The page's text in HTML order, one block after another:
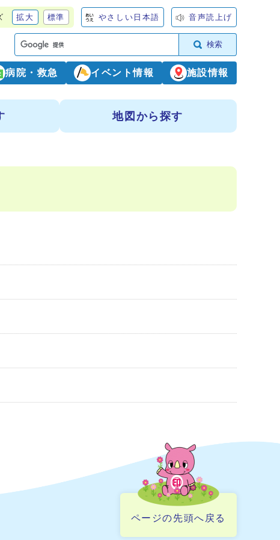
拡大 標準 やさしい日本語 音声読上げ
検索
病院・救急 イベント情報 施設情報
地図から探す
ページの先頭へ戻る